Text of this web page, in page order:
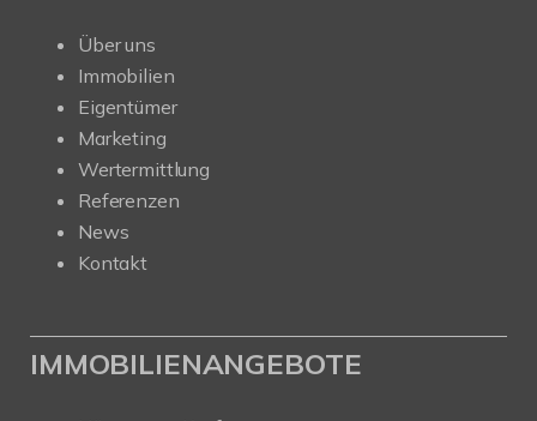
Über uns
Immobilien
Eigentümer
Marketing
Wertermittlung
Referenzen
News
Kontakt
IMMOBILIENANGEBOTE